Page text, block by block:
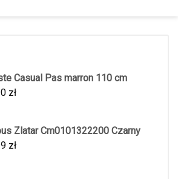
Casual Pas marron 110 cm
zł
Zlatar Cm0101322200 Czarny
zł